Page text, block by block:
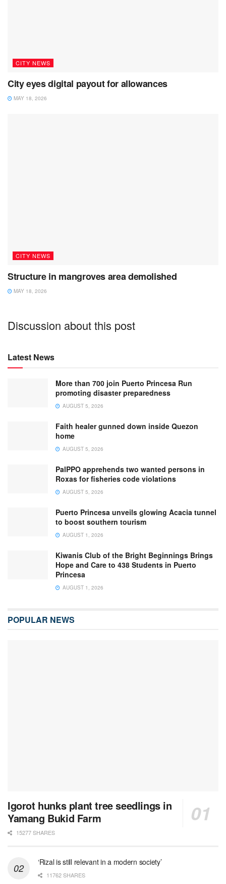
CITY NEWS
City eyes digital payout for allowances
MAY 18, 2026
CITY NEWS
Structure in mangroves area demolished
MAY 18, 2026
Discussion about this post
Latest News
More than 700 join Puerto Princesa Run
promoting disaster preparedness
AUGUST 5, 2026
Faith healer gunned down inside Quezon
home
AUGUST 5, 2026
PalPPO apprehends two wanted persons in
Roxas for fisheries code violations
AUGUST 5, 2026
Puerto Princesa unveils glowing Acacia tunnel
to boost southern tourism
AUGUST 1, 2026
Kiwanis Club of the Bright Beginnings Brings
Hope and Care to 438 Students in Puerto
Princesa
AUGUST 1, 2026
POPULAR NEWS
Igorot hunks plant tree seedlings in
Yamang Bukid Farm
15277 SHARES
‘Rizal is still relevant in a modern society’
11762 SHARES